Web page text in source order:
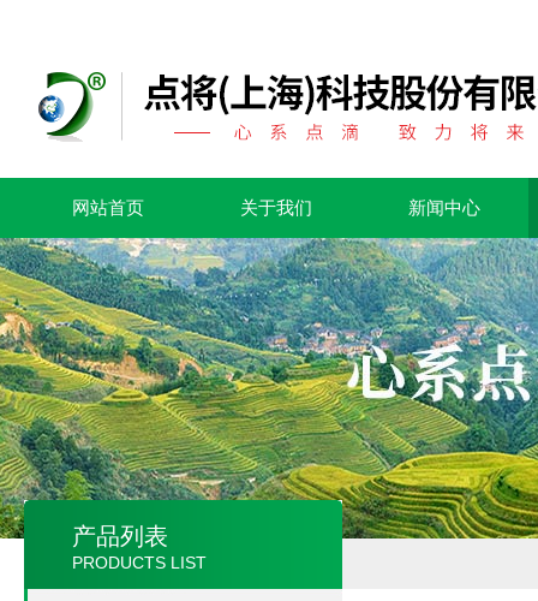
网站首页 关于我们 新闻中心
产品列表
PRODUCTS LIST